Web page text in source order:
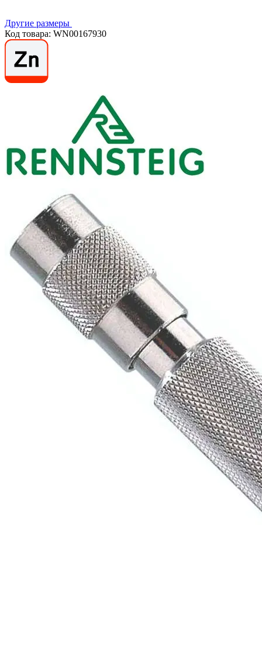
Другие размеры
Код товара: WN00167930